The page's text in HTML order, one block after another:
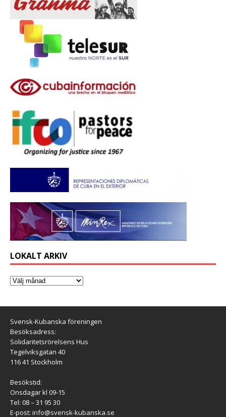
LOKALT ARKIV
Svensk-Kubanska föreningen
Besöksadress:
Solidaritetsrörelsens Hus
Tegelviksgatan 40
116 41 Stockholm
Besökstid:
Onsdagar kl 09-15
Tel: 08 – 31 95 30
E-post: info@svensk-kubanska.se